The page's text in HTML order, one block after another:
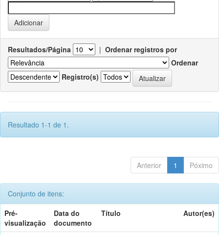
Resultados/Página | Ordenar registros por
Ordenar
Registro(s)
Resultado 1-1 de 1.
Anterior 1 Póximo
Conjunto de itens:
Pré-
visualização
Data do
documento
Título Autor(es)